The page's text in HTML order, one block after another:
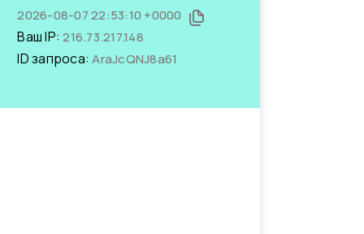
2026-08-07 22:53:10 +0000
Ваш IP:216.73.217.148
ID запроса:AraJcQNJ8a61